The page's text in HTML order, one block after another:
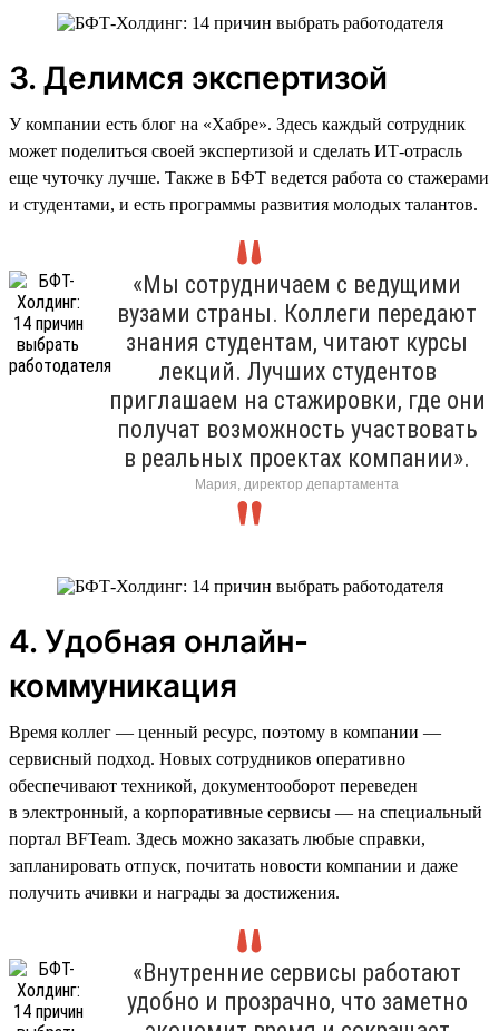
3. Делимся экспертизой
У компании есть блог на «Хабре». Здесь каждый сотрудник
может поделиться своей экспертизой и сделать ИТ-отрасль
еще чуточку лучше. Также в БФТ ведется работа со стажерами
и студентами, и есть программы развития молодых талантов.
«Мы сотрудничаем с ведущими
вузами страны. Коллеги передают
знания студентам, читают курсы
лекций. Лучших студентов
приглашаем на стажировки, где они
получат возможность участвовать
в реальных проектах компании».
Мария, директор департамента
4. Удобная онлайн-
коммуникация
Время коллег — ценный ресурс, поэтому в компании —
сервисный подход. Новых сотрудников оперативно
обеспечивают техникой, документооборот переведен
в электронный, а корпоративные сервисы — на специальный
портал BFTeam. Здесь можно заказать любые справки,
запланировать отпуск, почитать новости компании и даже
получить ачивки и награды за достижения.
«Внутренние сервисы работают
удобно и прозрачно, что заметно